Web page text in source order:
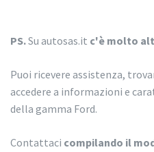
PS.Su autosas.it c'è molto
Puoi ricevere assistenza,
accedere a informazioni e
della gamma Ford.
Contattaci compilando il